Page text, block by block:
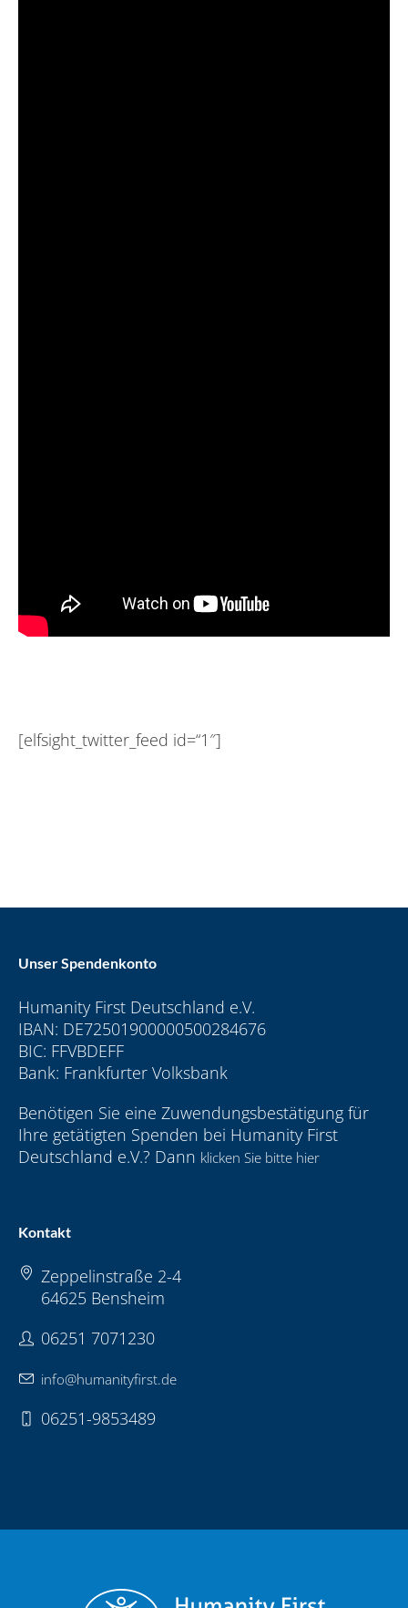
[elfsight_twitter_feed id=“1″]
Unser Spendenkonto
Humanity First Deutschland e.V.
IBAN: DE72501900000500284676
BIC: FFVBDEFF
Bank: Frankfurter Volksbank
Benötigen Sie eine Zuwendungsbestätigung für
Ihre getätigten Spenden bei Humanity First
Deutschland e.V.? Dann klicken Sie bitte hier
Kontakt
Zeppelinstraße 2-4
64625 Bensheim
06251 7071230
info@humanityfirst.de
06251-9853489